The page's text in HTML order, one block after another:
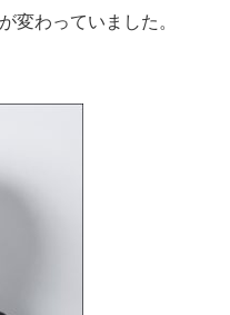
変わっていました。